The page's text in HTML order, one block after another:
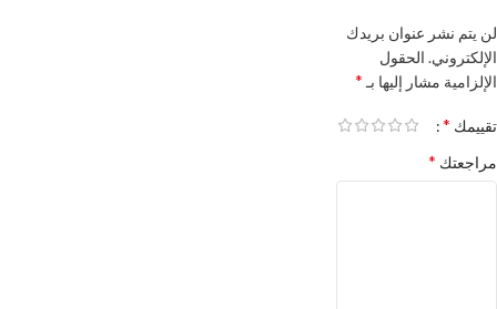
لن يتم نشر عنوان بريدك
الإلكتروني. الحقول
الإلزامية مشار إليها بـ *
تقييمك *
مراجعتك *